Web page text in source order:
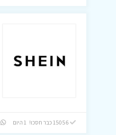
15056 כבר חסכו! 1 היום